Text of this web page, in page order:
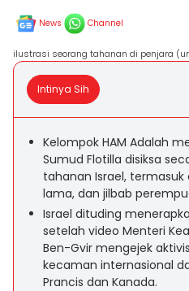
News Channel
ilustrasi seorang tahanan di penjara
Intinya Sih
Kelompok HAM Adalah
Sumud Flotilla disiksa
tahanan Israel,
lama, dan jilbab
Israel dituding
setelah video Menteri
Ben-Gvir mengejek
kecaman internasional
Prancis dan Kanada.